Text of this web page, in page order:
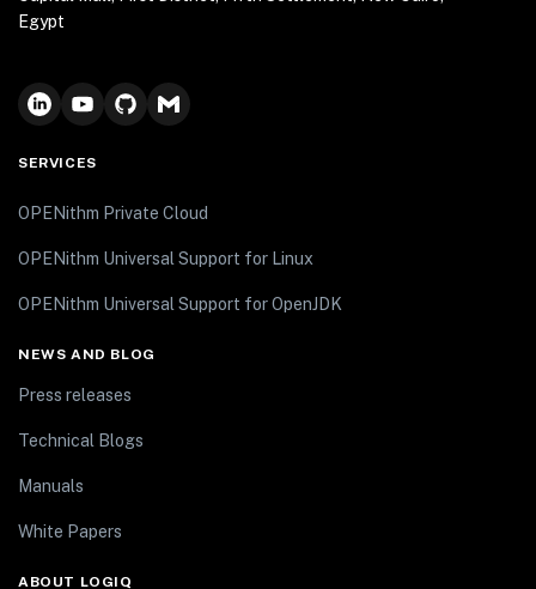
Egypt
SERVICES
OPENithm Private Cloud
OPENithm Universal Support for Linux
OPENithm Universal Support for OpenJDK
NEWS AND BLOG
Press releases
Technical Blogs
Manuals
White Papers
ABOUT LOGIQ